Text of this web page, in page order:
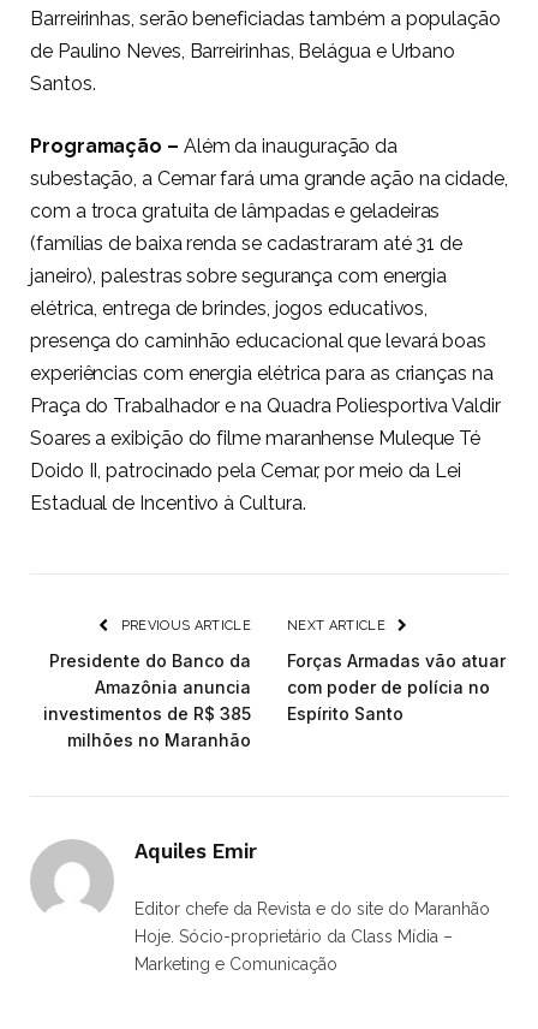
Barreirinhas, serão beneficiadas também a população
de Paulino Neves, Barreirinhas, Belágua e Urbano
Santos.
Programação – Além da inauguração da
subestação, a Cemar fará uma grande ação na cidade,
com a troca gratuita de lâmpadas e geladeiras
(famílias de baixa renda se cadastraram até 31 de
janeiro), palestras sobre segurança com energia
elétrica, entrega de brindes, jogos educativos,
presença do caminhão educacional que levará boas
experiências com energia elétrica para as crianças na
Praça do Trabalhador e na Quadra Poliesportiva Valdir
Soares a exibição do filme maranhense Muleque Té
Doido II, patrocinado pela Cemar, por meio da Lei
Estadual de Incentivo à Cultura.
PREVIOUS ARTICLE
Presidente do Banco da
Amazônia anuncia
investimentos de R$ 385
milhões no Maranhão
NEXT ARTICLE
Forças Armadas vão atuar
com poder de polícia no
Espírito Santo
Aquiles Emir
Editor chefe da Revista e do site do Maranhão
Hoje. Sócio-proprietário da Class Mídia –
Marketing e Comunicação